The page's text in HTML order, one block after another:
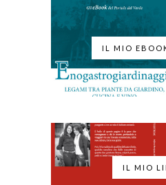
IL MIO
IL MIO